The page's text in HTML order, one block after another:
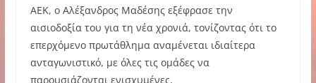
ΑΕΚ, ο Αλέξανδρος Μαδέσης εξέφρασε την
αισιοδοξία του για τη νέα χρονιά, τονίζοντας ότι το
επερχόμενο πρωτάθλημα αναμένεται ιδιαίτερα
ανταγωνιστικό, με όλες τις ομάδες να
παρουσιάζονται ενισχυμένες.